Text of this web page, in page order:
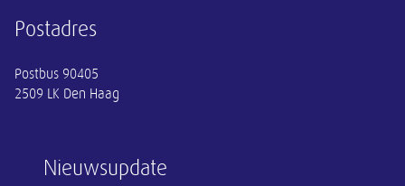
Nieuwsupdate
Postadres
Postbus 90405
2509 LK Den Haag